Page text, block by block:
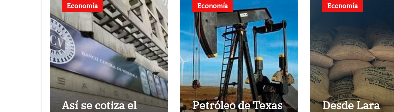
Economía
Así se cotiza el
Economía
Petróleo de Texas
Economía
Desde Lara